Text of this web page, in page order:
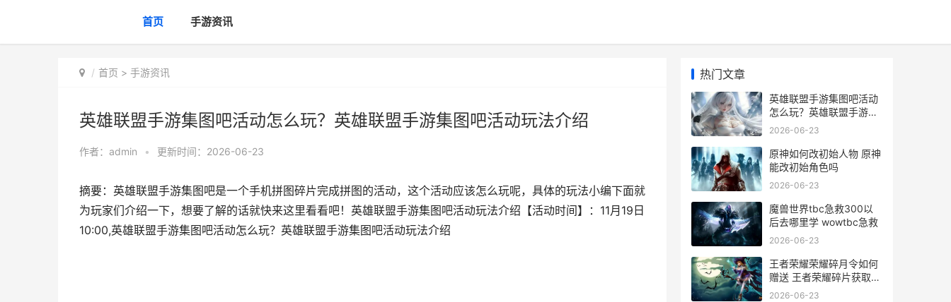
首页 手游资讯
首页 > 手游资讯
英雄联盟手游集图吧活动怎么玩？英雄联盟手游集图吧活动玩法介绍
作者： admin • 更新时间：2026-06-23
摘要：英雄联盟手游集图吧是一个手机拼图碎片完成拼图的活动，这个活动应该怎么玩呢，具体的玩法小编下面就
为玩家们介绍一下，想要了解的话就快来这里看看吧！英雄联盟手游集图吧活动玩法介绍【活动时间】：11月19日
10:00,英雄联盟手游集图吧活动怎么玩？英雄联盟手游集图吧活动玩法介绍
热门文章
英雄联盟手游集图吧活动
怎么玩？英雄联盟手游集
图吧活动玩法介绍
2026-06-23
原神如何改初始人物 原神
能改初始角色吗
2026-06-23
魔兽世界tbc急救300以
后去哪里学 wowtbc急救
2026-06-23
王者荣耀荣耀碎月令如何
赠送 王者荣耀碎片获取攻
略
2026-06-23